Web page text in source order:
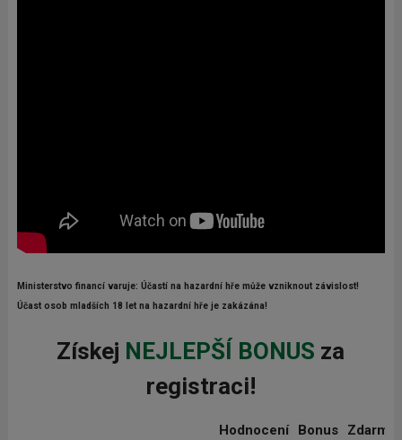
Ministerstvo financí varuje: Účastí na hazardní hře může vzniknout závislost!
Účast osob mladších 18 let na hazardní hře je zakázána!
Získej NEJLEPŠÍ BONUS za
registraci!
Hodnocení Bonus Zdarma